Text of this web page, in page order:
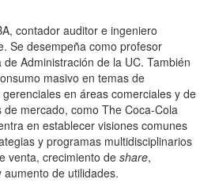
contador auditor e ingeniero
Se desempeña como profesor
Administración de la UC. También
masivo en temas de
en áreas comerciales y de
mercado, como The Coca-Cola
en establecer visiones comunes
y programas multidisciplinarios
venta, crecimiento de share,
de utilidades.